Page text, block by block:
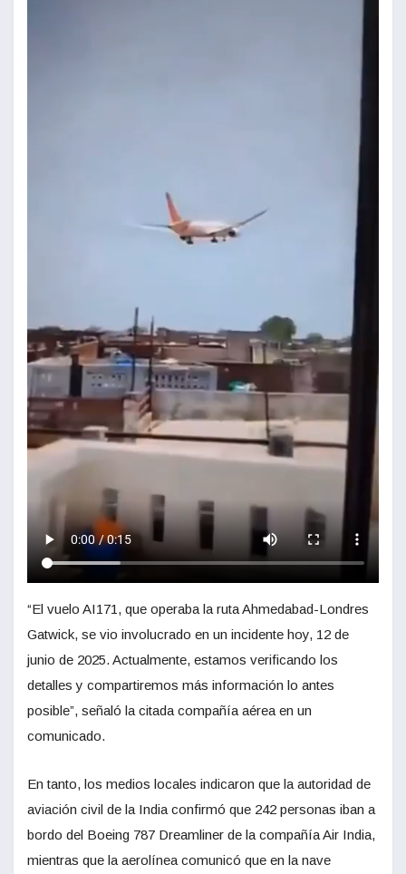
“El vuelo AI171, que operaba la ruta Ahmedabad-Londres
Gatwick, se vio involucrado en un incidente hoy, 12 de
junio de 2025. Actualmente, estamos verificando los
detalles y compartiremos más información lo antes
posible”, señaló la citada compañía aérea en un
comunicado.
En tanto, los medios locales indicaron que la autoridad de
aviación civil de la India confirmó que 242 personas iban a
bordo del Boeing 787 Dreamliner de la compañía Air India,
mientras que la aerolínea comunicó que en la nave